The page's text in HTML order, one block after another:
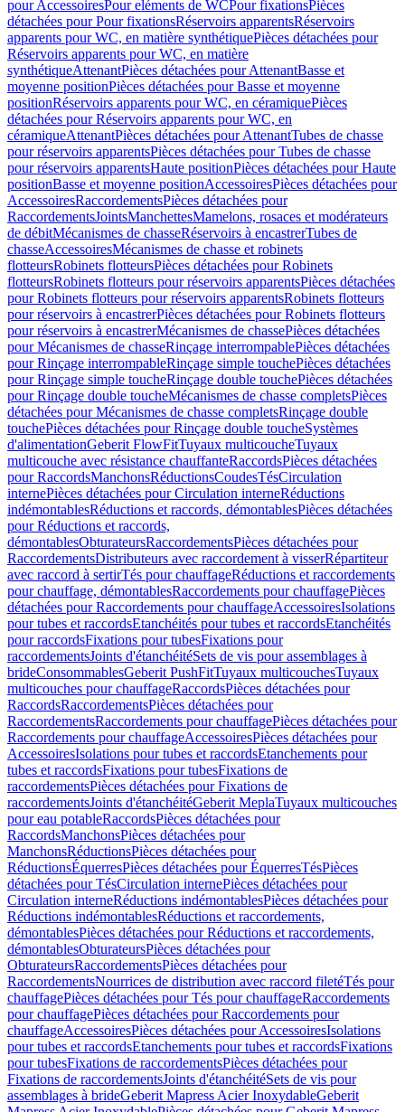
pour AccessoiresPour eléments de WCPour fixationsPièces
détachées pour Pour fixationsRéservoirs apparentsRéservoirs
apparents pour WC, en matière synthétiquePièces détachées pour
Réservoirs apparents pour WC, en matière
synthétiqueAttenantPièces détachées pour AttenantBasse et
moyenne positionPièces détachées pour Basse et moyenne
positionRéservoirs apparents pour WC, en céramiquePièces
détachées pour Réservoirs apparents pour WC, en
céramiqueAttenantPièces détachées pour AttenantTubes de chasse
pour réservoirs apparentsPièces détachées pour Tubes de chasse
pour réservoirs apparentsHaute positionPièces détachées pour Haute
positionBasse et moyenne positionAccessoiresPièces détachées pour
AccessoiresRaccordementsPièces détachées pour
RaccordementsJointsManchettesMamelons, rosaces et modérateurs
de débitMécanismes de chasseRéservoirs à encastrerTubes de
chasseAccessoiresMécanismes de chasse et robinets
flotteursRobinets flotteursPièces détachées pour Robinets
flotteursRobinets flotteurs pour réservoirs apparentsPièces détachées
pour Robinets flotteurs pour réservoirs apparentsRobinets flotteurs
pour réservoirs à encastrerPièces détachées pour Robinets flotteurs
pour réservoirs à encastrerMécanismes de chassePièces détachées
pour Mécanismes de chasseRinçage interrompablePièces détachées
pour Rinçage interrompableRinçage simple touchePièces détachées
pour Rinçage simple toucheRinçage double touchePièces détachées
pour Rinçage double toucheMécanismes de chasse completsPièces
détachées pour Mécanismes de chasse completsRinçage double
touchePièces détachées pour Rinçage double toucheSystèmes
d'alimentationGeberit FlowFitTuyaux multicoucheTuyaux
multicouche avec résistance chauffanteRaccordsPièces détachées
pour RaccordsManchonsRéductionsCoudesTésCirculation
internePièces détachées pour Circulation interneRéductions
indémontablesRéductions et raccords, démontablesPièces détachées
pour Réductions et raccords,
démontablesObturateursRaccordementsPièces détachées pour
RaccordementsDistributeurs avec raccordement à visserRépartiteur
avec raccord à sertirTés pour chauffageRéductions et raccordements
pour chauffage, démontablesRaccordements pour chauffagePièces
détachées pour Raccordements pour chauffageAccessoiresIsolations
pour tubes et raccordsEtanchéités pour tubes et raccordsEtanchéités
pour raccordsFixations pour tubesFixations pour
raccordementsJoints d'étanchéitéSets de vis pour assemblages à
brideConsommablesGeberit PushFitTuyaux multicouchesTuyaux
multicouches pour chauffageRaccordsPièces détachées pour
RaccordsRaccordementsPièces détachées pour
RaccordementsRaccordements pour chauffagePièces détachées pour
Raccordements pour chauffageAccessoiresPièces détachées pour
AccessoiresIsolations pour tubes et raccordsEtanchements pour
tubes et raccordsFixations pour tubesFixations de
raccordementsPièces détachées pour Fixations de
raccordementsJoints d'étanchéitéGeberit MeplaTuyaux multicouches
pour eau potableRaccordsPièces détachées pour
RaccordsManchonsPièces détachées pour
ManchonsRéductionsPièces détachées pour
RéductionsÉquerresPièces détachées pour ÉquerresTésPièces
détachées pour TésCirculation internePièces détachées pour
Circulation interneRéductions indémontablesPièces détachées pour
Réductions indémontablesRéductions et raccordements,
démontablesPièces détachées pour Réductions et raccordements,
démontablesObturateursPièces détachées pour
ObturateursRaccordementsPièces détachées pour
RaccordementsNourrices de distribution avec raccord filetéTés pour
chauffagePièces détachées pour Tés pour chauffageRaccordements
pour chauffagePièces détachées pour Raccordements pour
chauffageAccessoiresPièces détachées pour AccessoiresIsolations
pour tubes et raccordsEtanchements pour tubes et raccordsFixations
pour tubesFixations de raccordementsPièces détachées pour
Fixations de raccordementsJoints d'étanchéitéSets de vis pour
assemblages à brideGeberit Mapress Acier InoxydableGeberit